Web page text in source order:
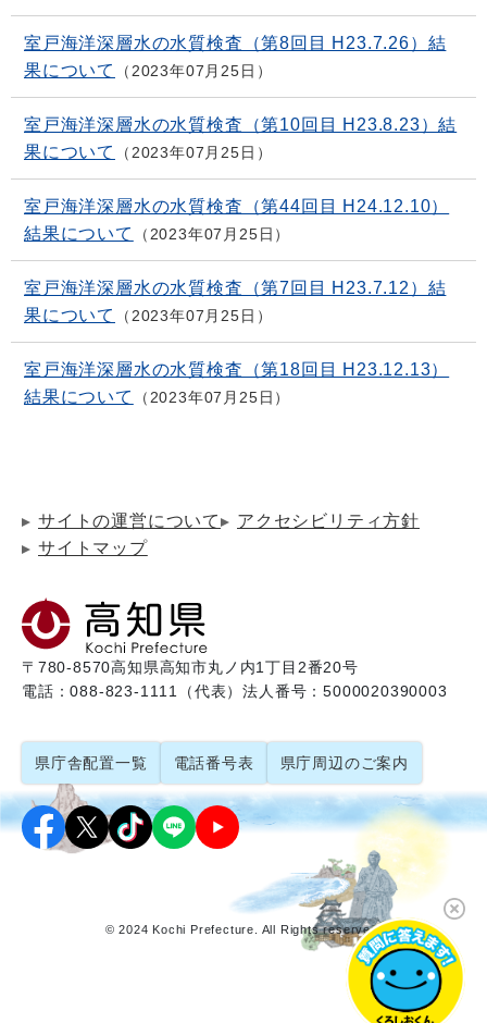
室戸海洋深層水の水質検査（第8回目 H23.7.26）結
果について
2023年07月25日
室戸海洋深層水の水質検査（第10回目 H23.8.23）結
果について
2023年07月25日
室戸海洋深層水の水質検査（第44回目 H24.12.10）
結果について
2023年07月25日
室戸海洋深層水の水質検査（第7回目 H23.7.12）結
果について
2023年07月25日
室戸海洋深層水の水質検査（第18回目 H23.12.13）
結果について
2023年07月25日
サイトの運営について
アクセシビリティ方針
サイトマップ
〒780-8570高知県高知市丸ノ内1丁目2番20号
電話：088-823-1111（代表）法人番号：5000020390003
県庁舎配置一覧 電話番号表 県庁周辺のご案内
© 2024 Kochi Prefecture. All Rights reserved.